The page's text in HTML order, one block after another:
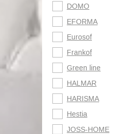
DOMO
EFORMA
Eurosof
Frankof
Green line
HALMAR
HARISMA
Hestia
JOSS-HOME